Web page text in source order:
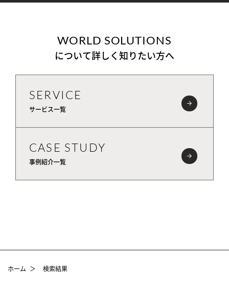
WORLD SOLUTIONS
について詳しく知りたい方へ
SERVICE
サービス一覧
CASE STUDY
事例紹介一覧
ホーム ＞ 検索結果